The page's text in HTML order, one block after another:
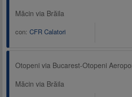
Măcin via Brăila
con: CFR Calatori
Otopeni via Bucarest-Otopeni
Măcin via Brăila